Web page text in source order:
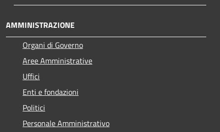
AMMINISTRAZIONE
Organi di Governo
Aree Amministrative
Uffici
Enti e fondazioni
Politici
Personale Amministrativo